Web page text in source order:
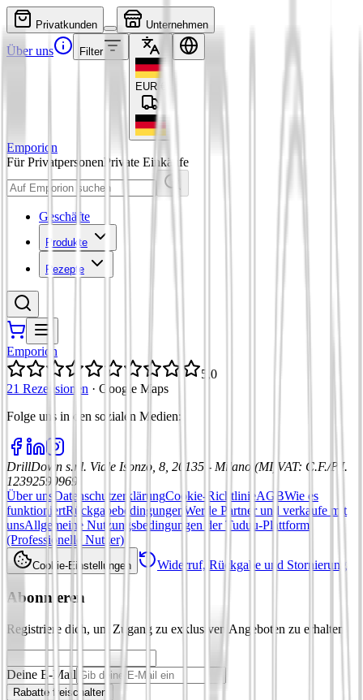
Privatkunden Unternehmen
Über uns Filter
EUR
Emporion
Für PrivatpersonenPrivate Einkäufe
Geschäfte
Produkte
Rezepte
Emporion
5,0
21 Rezensionen · Google Maps
Folge uns in den sozialen Medien:
DrillDown s.r.l. Viale Isonzo, 8, 20135 - Milano (MI) VAT: C.F./P.I.
12392590969
Über uns DatenschutzerklärungCookie-RichtlinieAGBWie es
funktioniertRückgabebedingungen Werde Partner und verkaufe mit
unsAllgemeine Nutzungsbedingungen der Tuduu-Plattform
(Professionelle Nutzer)
Cookie-Einstellungen Widerruf, Rückgabe und Stornierung
Abonnieren
Registriere dich, um Zugang zu exklusiven Angeboten zu erhalten
Deine E-Mail
Rabatte freischalten